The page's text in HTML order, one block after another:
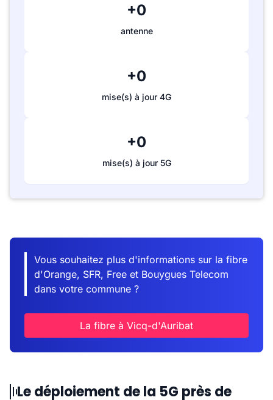
+0
antenne
+0
mise(s) à jour 4G
+0
mise(s) à jour 5G
Vous souhaitez plus d'informations sur la fibre
d'Orange, SFR, Free et Bouygues Telecom
dans votre commune ?
La fibre à Vicq-d'Auribat
Le déploiement de la 5G près de